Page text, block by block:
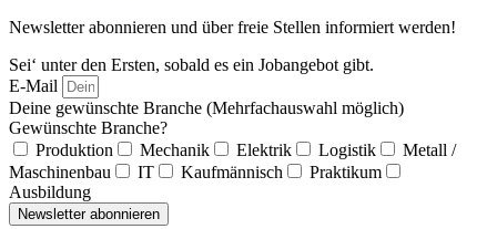
Newsletter abonnieren und über freie Stellen informiert werden!
Sei‘ unter den Ersten, sobald es ein Jobangebot gibt.
E-Mail
Deine gewünschte Branche (Mehrfachauswahl möglich)
Gewünschte Branche?
Produktion
Mechanik Elektrik Logistik
Metall /
Maschinenbau
IT Kaufmännisch
Praktikum
Ausbildung
Newsletter abonnieren